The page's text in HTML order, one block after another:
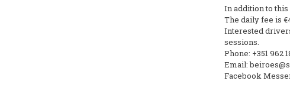
In addition to
The daily fee is
Interested
sessions.
Phone: +351 962
Email:
Facebook